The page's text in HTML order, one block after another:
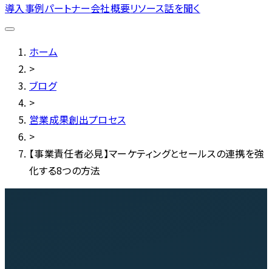
導入事例パートナー会社概要リソース話を聞く
ホーム
>
ブログ
>
営業成果創出プロセス
>
【事業責任者必見】マーケティングとセールスの連携を強
化する8つの方法